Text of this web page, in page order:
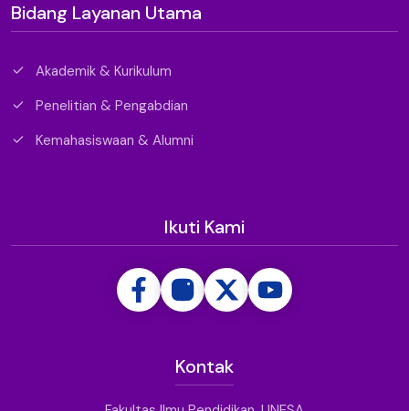
Bidang Layanan Utama
Akademik & Kurikulum
Penelitian & Pengabdian
Kemahasiswaan & Alumni
Ikuti Kami
Kontak